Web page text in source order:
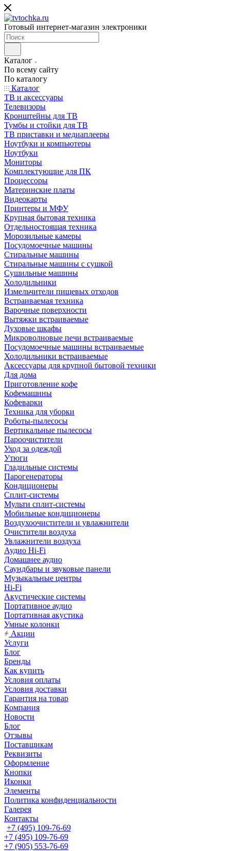
Готовый интернет-магазин электроники
Каталог
По всему сайту
По каталогу
Каталог
ТВ и аксессуары
Телевизоры
Кронштейны для ТВ
Тумбы и стойки для ТВ
ТВ приставки и медиаплееры
Ноутбуки и компьютеры
Ноутбуки
Мониторы
Комплектующие для ПК
Процессоры
Материнские платы
Видеокарты
Принтеры и МФУ
Крупная бытовая техника
Отдельностоящая техника
Морозильные камеры
Посудомоечные машины
Стиральные машины
Стиральные машины с сушкой
Сушильные машины
Холодильники
Измельчители пищевых отходов
Встраиваемая техника
Варочные поверхности
Вытяжки встраиваемые
Духовые шкафы
Микроволновые печи встраиваемые
Посудомоечные машины встраиваемые
Холодильники встраиваемые
Аксессуары для крупной бытовой техники
Для дома
Приготовление кофе
Кофемашины
Кофеварки
Техника для уборки
Роботы-пылесосы
Вертикальные пылесосы
Пароочистители
Уход за одеждой
Утюги
Гладильные системы
Парогенераторы
Кондиционеры
Сплит-системы
Мульти сплит-системы
Мобильные кондиционеры
Воздухоочистители и увлажнители
Очистители воздуха
Увлажнители воздуха
Аудио Hi-Fi
Домашнее аудио
Саундбары и звуковые панели
Музыкальные центры
Hi-Fi
Акустические системы
Портативное аудио
Портативная акустика
Умные колонки
Акции
Услуги
Блог
Бренды
Как купить
Условия оплаты
Условия доставки
Гарантия на товар
Компания
Новости
Блог
Отзывы
Поставщикам
Реквизиты
Оформление
Кнопки
Иконки
Элементы
Политика конфиденциальности
Галерея
Контакты
+7 (495) 109-76-69
+7 (495) 109-76-69
+7 (905) 553-76-69